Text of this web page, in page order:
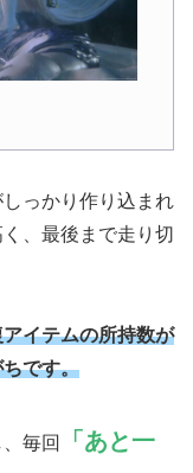
っかり作り込まれ
、最後まで走り切
イテムの所持数が
です。
毎回
「あと一